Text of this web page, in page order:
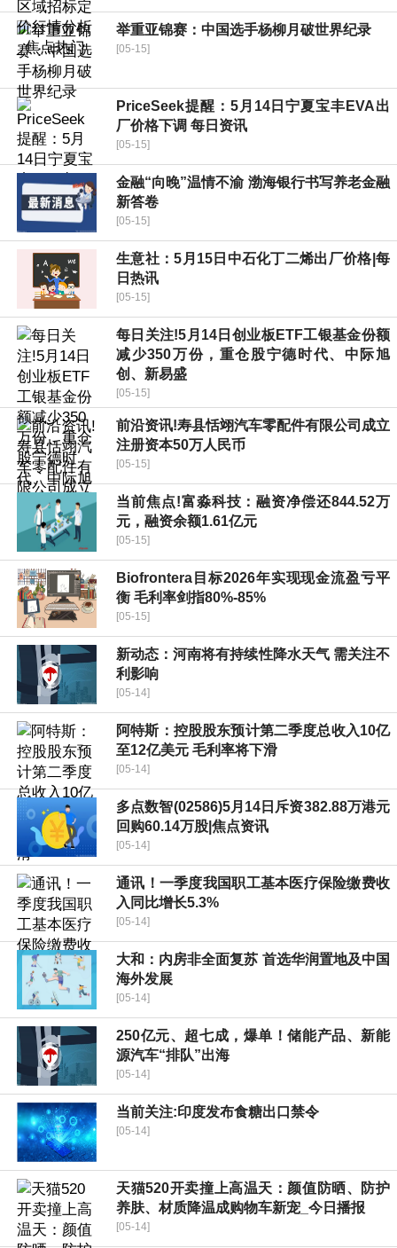
举重亚锦赛：中国选手杨柳月破世界纪录
[05-15]
PriceSeek提醒：5月14日宁夏宝丰EVA出
厂价格下调 每日资讯
[05-15]
金融“向晚”温情不渝 渤海银行书写养老金融
新答卷
[05-15]
生意社：5月15日中石化丁二烯出厂价格|每
日热讯
[05-15]
每日关注!5月14日创业板ETF工银基金份额
减少350万份，重仓股宁德时代、中际旭
创、新易盛
[05-15]
前沿资讯!寿县恬翊汽车零配件有限公司成立
注册资本50万人民币
[05-15]
当前焦点!富淼科技：融资净偿还844.52万
元，融资余额1.61亿元
[05-15]
Biofrontera目标2026年实现现金流盈亏平
衡 毛利率剑指80%-85%
[05-15]
新动态：河南将有持续性降水天气 需关注不
利影响
[05-14]
阿特斯：控股股东预计第二季度总收入10亿
至12亿美元 毛利率将下滑
[05-14]
多点数智(02586)5月14日斥资382.88万港元
回购60.14万股|焦点资讯
[05-14]
通讯！一季度我国职工基本医疗保险缴费收
入同比增长5.3%
[05-14]
大和：内房非全面复苏 首选华润置地及中国
海外发展
[05-14]
250亿元、超七成，爆单！储能产品、新能
源汽车“排队”出海
[05-14]
当前关注:印度发布食糖出口禁令
[05-14]
天猫520开卖撞上高温天：颜值防晒、防护
养肤、材质降温成购物车新宠_今日播报
[05-14]